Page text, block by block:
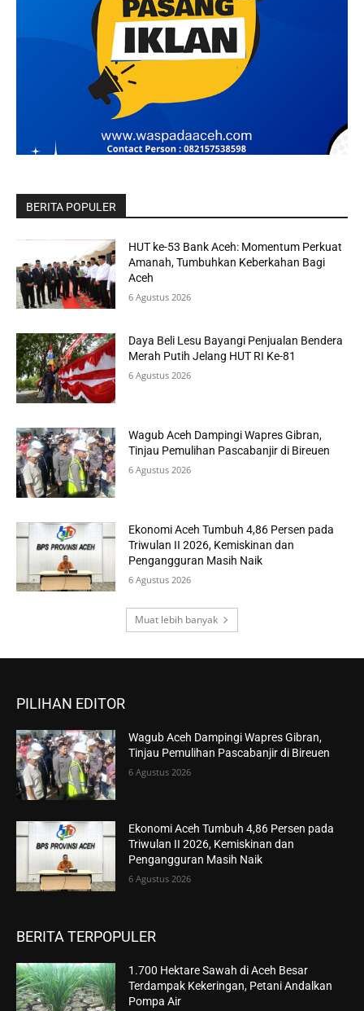
BERITA POPULER
HUT ke-53 Bank Aceh: Momentum Perkuat
Amanah, Tumbuhkan Keberkahan Bagi
Aceh
6 Agustus 2026
Daya Beli Lesu Bayangi Penjualan Bendera
Merah Putih Jelang HUT RI Ke-81
6 Agustus 2026
Wagub Aceh Dampingi Wapres Gibran,
Tinjau Pemulihan Pascabanjir di Bireuen
6 Agustus 2026
Ekonomi Aceh Tumbuh 4,86 Persen pada
Triwulan II 2026, Kemiskinan dan
Pengangguran Masih Naik
6 Agustus 2026
Muat lebih banyak
PILIHAN EDITOR
Wagub Aceh Dampingi Wapres Gibran,
Tinjau Pemulihan Pascabanjir di Bireuen
6 Agustus 2026
Ekonomi Aceh Tumbuh 4,86 Persen pada
Triwulan II 2026, Kemiskinan dan
Pengangguran Masih Naik
6 Agustus 2026
BERITA TERPOPULER
1.700 Hektare Sawah di Aceh Besar
Terdampak Kekeringan, Petani Andalkan
Pompa Air